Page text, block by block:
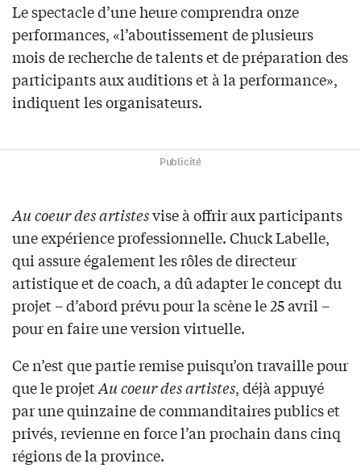
Le spectacle d’une heure comprendra onze
performances, «l’aboutissement de plusieurs
mois de recherche de talents et de préparation des
participants aux auditions et à la performance»,
indiquent les organisateurs.
Publicité
Au coeur des artistesvise à offrir aux participants
une expérience professionnelle. Chuck Labelle,
qui assure également les rôles de directeur
artistique et de coach, a dû adapter le concept du
projet – d’abord prévu pour la scène le 25 avril –
pour en faire une version virtuelle.
Ce n’est que partie remise puisqu’on travaille pour
que le projetAu coeur des artistes, déjà appuyé
par une quinzaine de commanditaires publics et
privés, revienne en force l’an prochain dans cinq
régions de la province.